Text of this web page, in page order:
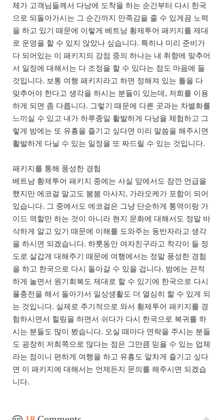
체가 고객님들께서 다낭에 도착을 하는 순간부터 다시 한국
으로 되돌아가시는 그 순간까지 만족감을 줄 수 있게끔 노력
을 하고 있기 때문에 이렇게 베트남 황제투어 패키지를 제대
로 운영을 할 수 있지 않았나 싶습니다. 특히나 미리 준비가
다 되어있는 이 패키지의 강점 중의 하나는 내 취향에 맞추어
서 일정에 대해서는 다 조정을 할 수 있다는 점도 마음에 들
것입니다. 보통 여행 패키지라고 하면 정해져 있는 틀을 다
맞추어야 한다고 생각을 하시는 분들이 있는데, 저희를 이용
하게 되면 좀 다릅니다. 그렇기 때문에 다른 곳과는 차별화를
느끼실 수 있고 내가 하루종일 활발하게 다낭을 체험하고 그
렇게 밤에는 또 유흥을 즐기고 싶다면 미리 말씀을 해주시면
활발하게 다닐 수 있는 일정을 또 짜드릴 수 있는 것입니다.
패키지를 통해 풍성한 경험
베트남 황제투어 패키지 중에는 사실 앞에서도 잠깐 언급을
했지만 에코걸 말고도 붐붐 마사지, 가라오케가 포함이 되어
있습니다. 그 중에서도 에코걸은 그냥 단순하게 통역이랑 가
이드 역할만 하는 것이 아니라 현지 문화에 대해서도 정말 바
삭하게 알고 있기 때문에 이해를 도와주는 동반자라고 생각
을 하시면 되겠습니다. 하룻동안 여자친구라고 착각이 들 정
도로 살갑게 대해주기 때문에 여행에서는 정말 풍성한 경험
을 하고 한국으로 다시 돌아갈 수 있을 겁니다. 밤에는 끈적
하게 놀면서 원기회복도 제대로 할 수 있기에 한국으로 다시
풀충전을 해서 돌아가서 일상생활도 더 열심히 할 수 있게 되
는 것입니다. 실제로 주기적으로 와서 황제투어 패키지를 경
험하시면서 힐링을 하면서 쉬다가 다시 한국으로 복귀를 하
시는 분들도 많이 봤습니다. 오실 때마다 연락을 주시는 분들
도 굉장히 저희쪽으로 많다는 점은 그만큼 믿을 수 있는 업체
라는 점이니 편하게 여행을 하고 유흥도 알차게 즐기고 싶다
면 이 패키지에 대해서는 언제든지 문의를 해주시면 되겠습
니다.